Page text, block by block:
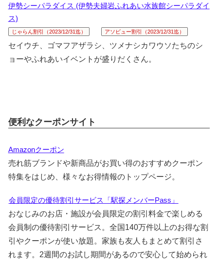
伊勢シーパラダイス (伊勢夫婦岩ふれあい水族館シーパラダイ
ス)
じゃらん割引（2023/12/31迄） アソビュー割引（2023/12/31迄）
セイウチ、ゴマフアザラシ、ツメナシカワウソたちのシ
ョーやふれあいイベントが盛りだくさん。
便利なクーポンサイト
Amazonクーポン
売れ筋ブランドや新商品がお買い得のおすすめクーポン
特集をはじめ、様々なお得情報のトップページ。
会員限定の優待割引サービス「駅探メンバーPass」
おなじみのお店・施設が会員限定の割引料金で楽しめる
会員制の優待割引サービス。全国140万件以上のお得な割
引やクーポンが使い放題。家族も友人もまとめて割引さ
れます。2週間のお試し期間があるので安心して始められ